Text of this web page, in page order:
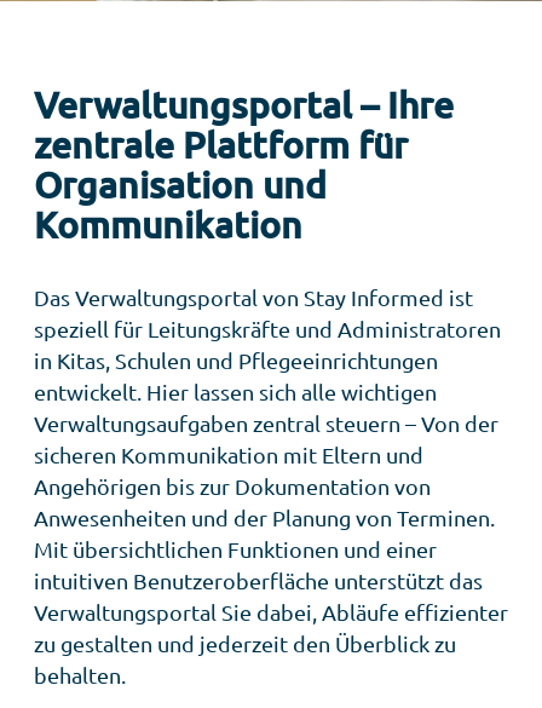
Verwaltungsportal – Ihre
zentrale Plattform für
Organisation und
Kommunikation
Das Verwaltungsportal von Stay Informed ist
speziell für Leitungskräfte und Administratoren
in Kitas, Schulen und Pflegeeinrichtungen
entwickelt. Hier lassen sich alle wichtigen
Verwaltungsaufgaben zentral steuern – Von der
sicheren Kommunikation mit Eltern und
Angehörigen bis zur Dokumentation von
Anwesenheiten und der Planung von Terminen.
Mit übersichtlichen Funktionen und einer
intuitiven Benutzeroberfläche unterstützt das
Verwaltungsportal Sie dabei, Abläufe effizienter
zu gestalten und jederzeit den Überblick zu
behalten.